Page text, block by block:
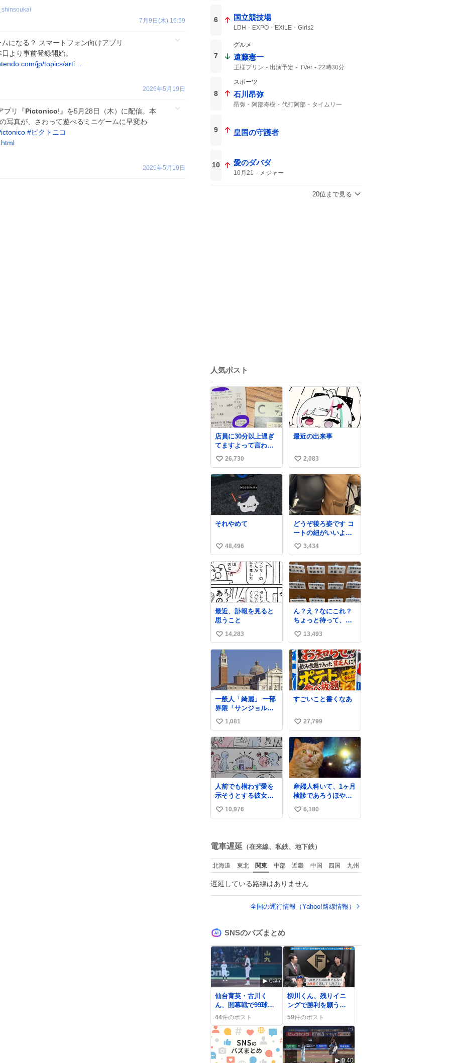
7月9日(木) 16:59
になる？ スマートフォン向けアプリ
より事前登録開始。
jp/topics/arti…
2026年5月19日
プリ『Pictonico!』を5月28日（木）に配信。本
写真が、さわって遊べるミニゲームに早変わ
#ピクトニコ
2026年5月19日
6 国立競技場
LDH EXPO EXILE Girls2
7
グルメ
遠藤憲一
王様プリン 出演予定 TVer
22時30分
8
スポーツ
石川昂弥
昂弥 阿部寿樹 代打阿部
タイムリー
9 皇国の守護者
10 愛のダバダ
10月21 メジャー
20位まで見る
人気ポスト
店員に30分以上過ぎ
てますよって言われ
たんだけど、なんか
ヲレ13秒しか滞在許
されてなかったっぽ
い え？なんで？
い
い
ね
数
26,730
最近の出来事
い
い
数
2,083
それやめて
い
い
ね
数
48,496
どうぞ後ろ姿です コ
ートの紐がいいよ
ね…そして腰が細い
い
い
ね
数
3,434
最近、訃報を見ると
思うこと
い
い
ね
14,283
ん？え？なにこれ？
ちょっと待って、聞
いてない これは販売
されているのもです
か？
い
い
ね
数
13,493
一般人「綺麗」 一部
界隈「サンジョルジ
ョ…サンジョルジョ
マ…ジョルノジョバ
ァーナ！！』
い
い
ね
数
1,081
すごいこと書くなあ
い
い
ね
数
27,799
人前でも構わず愛を
示そうとする彼女と
人前では恥ずかしい
けど彼女を死ぬほど
い
数
10,976
産婦人科いて、1ヶ月
検診であろうほやほ
や赤ちゃん👩‍🍼と推
定2,3歳の女の子👧🏻
マの側から離れな
い…⁉️ 手を繋がなく
てもうろちょろしな
ピクミンみたいにﾄﾃﾄ
ﾃついてってるし逃走
しないし脱走しない
い
数
6,180
電車遅延 （在来線、私鉄、地下鉄）
北海道 東北 関東 中部 近畿 中国 四国 九州
遅延している路線はありません
全国の運行情報（Yahoo!路線情報）
SNSのバズまとめ
0:27
仙台育英・古川く
ん、開幕戦で99球投
げて降板 ファンは
「好きだわ」や「ナ
イピ！」と歓喜
44件のポスト
柳川くん、残りイニ
ングで勝利を願うフ
ァンの熱い声が拡散
59件のポスト
0:40